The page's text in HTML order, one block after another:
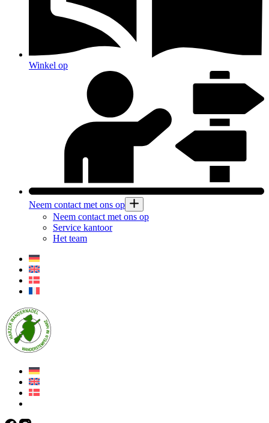
Winkel op
Neem contact met ons op
Neem contact met ons op
Service kantoor
Het team